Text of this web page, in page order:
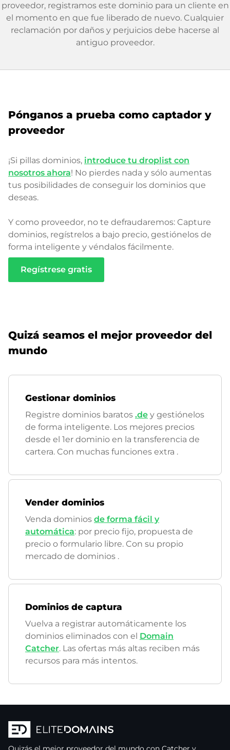
proveedor, registramos este dominio para un cliente en
el momento en que fue liberado de nuevo. Cualquier
reclamación por daños y perjuicios debe hacerse al
antiguo proveedor.
Pónganos a prueba como captador y
proveedor
¡Si pillas dominios, introduce tu droplist con
nosotros ahora! No pierdes nada y sólo aumentas
tus posibilidades de conseguir los dominios que
deseas.
Y como proveedor, no te defraudaremos: Capture
dominios, regístrelos a bajo precio, gestiónelos de
forma inteligente y véndalos fácilmente.
Regístrese gratis
Quizá seamos el mejor proveedor del
mundo
Gestionar dominios
Registre dominios baratos .de y gestiónelos
de forma inteligente. Los mejores precios
desde el 1er dominio en la transferencia de
cartera. Con muchas funciones extra .
Vender dominios
Venda dominios de forma fácil y
automática: por precio fijo, propuesta de
precio o formulario libre. Con su propio
mercado de dominios .
Dominios de captura
Vuelva a registrar automáticamente los
dominios eliminados con el Domain
Catcher. Las ofertas más altas reciben más
recursos para más intentos.